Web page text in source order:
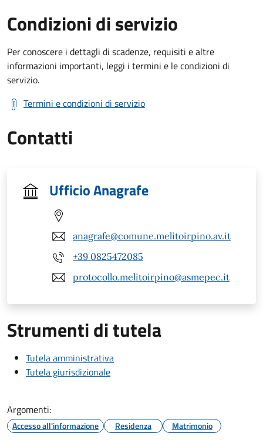
Condizioni di servizio
Per conoscere i dettagli di scadenze, requisiti e altre
informazioni importanti, leggi i termini e le condizioni di
servizio.
Termini e condizioni di servizio
Contatti
Ufficio Anagrafe
anagrafe@comune.melitoirpino.av.it
+39 0825472085
protocollo.melitoirpino@asmepec.it
Strumenti di tutela
Tutela amministrativa
Tutela giurisdizionale
Argomenti:
Accesso all'informazione Residenza Matrimonio